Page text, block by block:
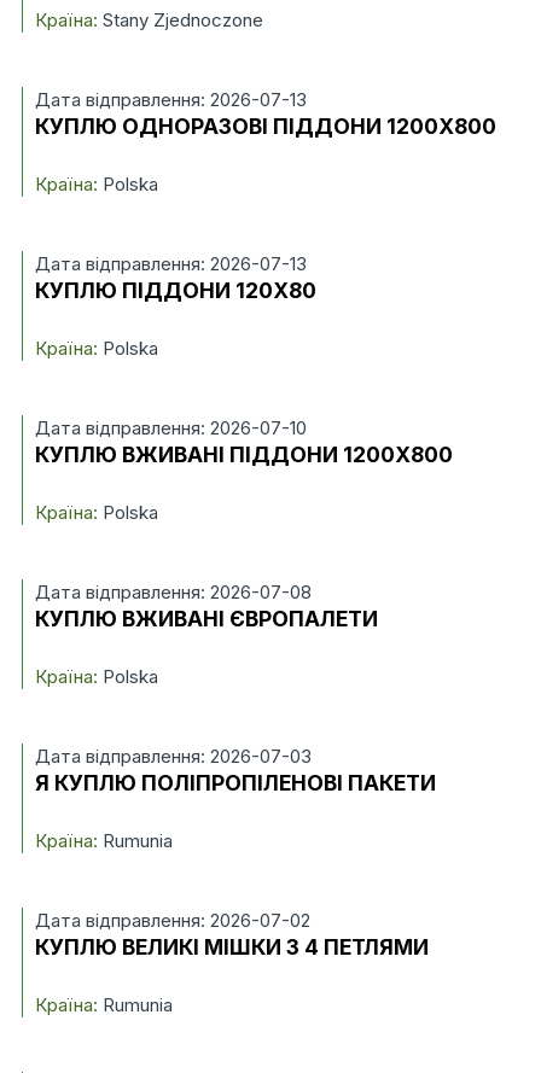
Країна: Stany Zjednoczone
Дата відправлення: 2026-07-13
КУПЛЮ ОДНОРАЗОВІ ПІДДОНИ 1200X800
Країна: Polska
Дата відправлення: 2026-07-13
КУПЛЮ ПІДДОНИ 120X80
Країна: Polska
Дата відправлення: 2026-07-10
КУПЛЮ ВЖИВАНІ ПІДДОНИ 1200X800
Країна: Polska
Дата відправлення: 2026-07-08
КУПЛЮ ВЖИВАНІ ЄВРОПАЛЕТИ
Країна: Polska
Дата відправлення: 2026-07-03
Я КУПЛЮ ПОЛІПРОПІЛЕНОВІ ПАКЕТИ
Країна: Rumunia
Дата відправлення: 2026-07-02
КУПЛЮ ВЕЛИКІ МІШКИ З 4 ПЕТЛЯМИ
Країна: Rumunia